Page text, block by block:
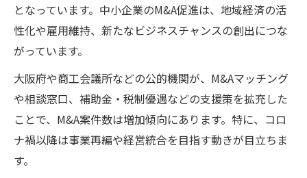
となっています。中小企業のM&A促進は、地域経済の活
性化や雇用維持、新たなビジネスチャンスの創出につな
がっています。
大阪府や商工会議所などの公的機関が、M&Aマッチング
や相談窓口、補助金・税制優遇などの支援策を拡充した
ことで、M&A案件数は増加傾向にあります。特に、コロ
ナ禍以降は事業再編や経営統合を目指す動きが目立ちま
す。